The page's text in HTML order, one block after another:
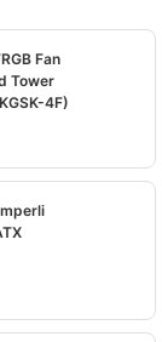
Fan
Tower
4F)